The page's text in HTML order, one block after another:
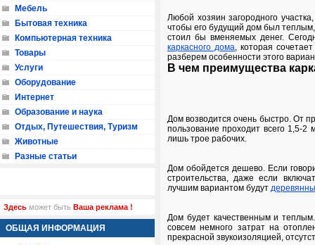
Любой хозяин загородного
чтобы его будущий дом был
стоил бы вменяемых денег.
каркасного дома, которая
разберем особенности этого
В чем преимущества
Дом возводится очень быстро. От
пользование проходит всего 1,5-2
лишь трое рабочих.
Дом обойдется дешево. Если
строительства, даже если
лучшим вариантом будут
Дом будет качественным и
совсем немного затрат на
прекрасной звукоизоляцией,
Мебель
Бытовая техника
Компьютерная техника
Товары
Услуги
Оборудование
Интернет
Образование и наука
Отдых, Путешествия, Туризм
Животные
Разные статьи
Здесь может быть Ваша реклама !
ОБЩАЯ ИНФОРМАЦИЯ